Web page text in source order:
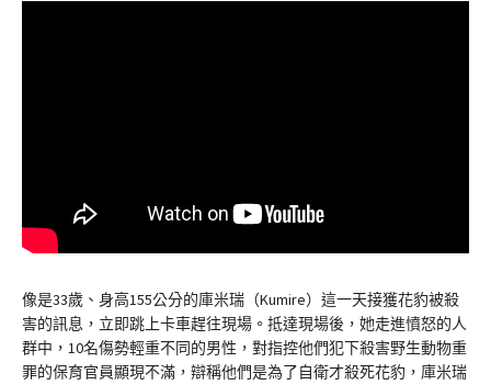
像是33歲、身高155公分的庫米瑞（Kumire）這一天接獲花豹被殺
害的訊息，立即跳上卡車趕往現場。抵達現場後，她走進憤怒的人
群中，10名傷勢輕重不同的男性，對指控他們犯下殺害野生動物重
罪的保育官員顯現不滿，辯稱他們是為了自衛才殺死花豹，庫米瑞